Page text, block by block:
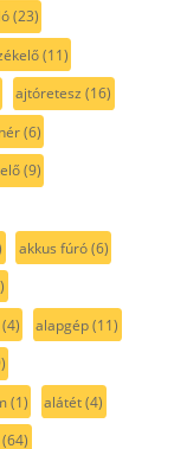
(23)
(11)
ajtóretesz (16)
(6)
(9)
akkus fúró(6)
(4) alapgép(11)
(1) alátét(4)
(64)